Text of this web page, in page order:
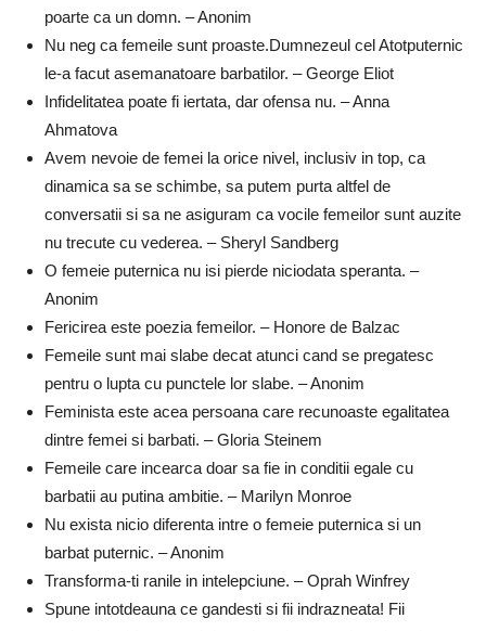
poarte ca un domn. – Anonim
Nu neg ca femeile sunt proaste.Dumnezeul cel Atotputernic
le-a facut asemanatoare barbatilor. – George Eliot
Infidelitatea poate fi iertata, dar ofensa nu. – Anna
Ahmatova
Avem nevoie de femei la orice nivel, inclusiv in top, ca
dinamica sa se schimbe, sa putem purta altfel de
conversatii si sa ne asiguram ca vocile femeilor sunt auzite
nu trecute cu vederea. – Sheryl Sandberg
O femeie puternica nu isi pierde niciodata speranta. –
Anonim
Fericirea este poezia femeilor. – Honore de Balzac
Femeile sunt mai slabe decat atunci cand se pregatesc
pentru o lupta cu punctele lor slabe. – Anonim
Feminista este acea persoana care recunoaste egalitatea
dintre femei si barbati. – Gloria Steinem
Femeile care incearca doar sa fie in conditii egale cu
barbatii au putina ambitie. – Marilyn Monroe
Nu exista nicio diferenta intre o femeie puternica si un
barbat puternic. – Anonim
Transforma-ti ranile in intelepciune. – Oprah Winfrey
Spune intotdeauna ce gandesti si fii indrazneata! Fii